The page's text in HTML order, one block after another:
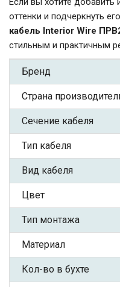
оттенки и подчеркнуть
кабель Interior Wire
стильным и практичным
Бренд
Страна
Сечение кабеля
Тип кабеля
Вид кабеля
Цвет
Тип монтажа
Материал
Кол-во в бухте